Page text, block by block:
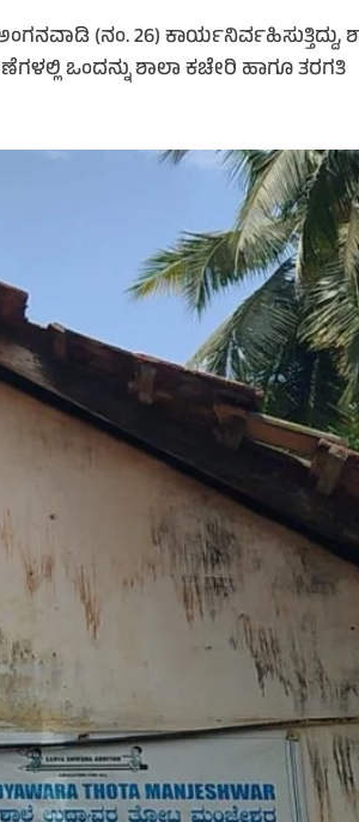
(ನಂ. 26) ಕಾರ್ಯನಿರ್ವಹಿಸುತ್ತಿದ್ದು,
ಒಂದನ್ನು ಶಾಲಾ ಕಚೇರಿ ಹಾಗೂ ತರಗತಿ